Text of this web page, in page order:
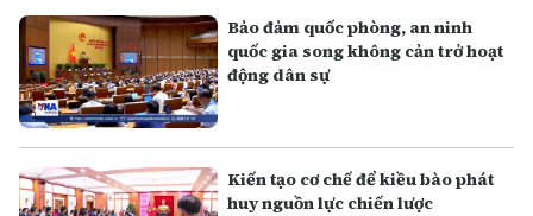
Bảo đảm quốc phòng, an ninh
quốc gia song không cản trở hoạt
động dân sự
Kiến tạo cơ chế để kiều bào phát
huy nguồn lực chiến lược